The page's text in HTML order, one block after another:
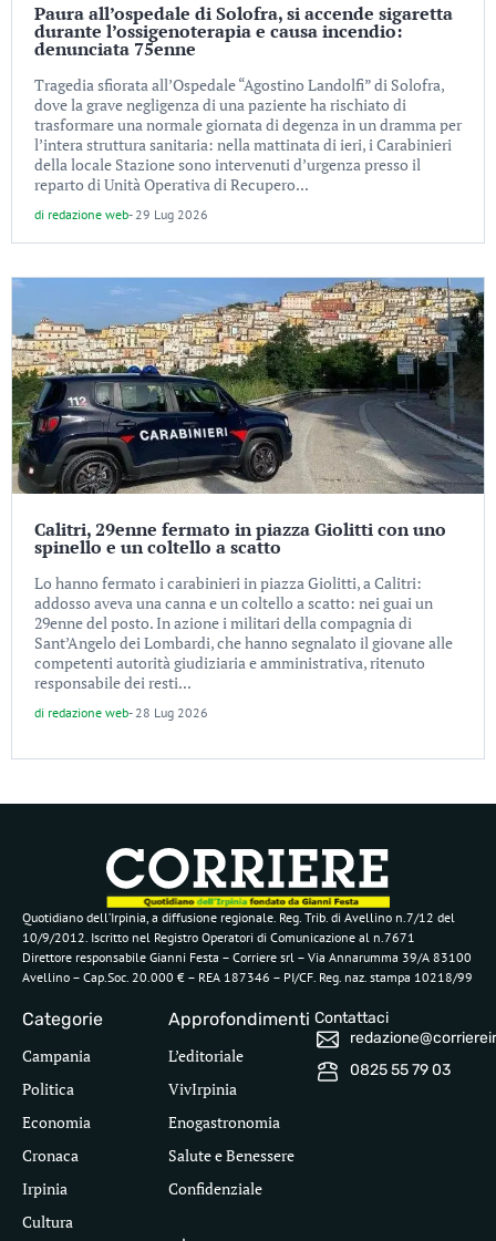
Paura all’ospedale di Solofra, si accende sigaretta
durante l’ossigenoterapia e causa incendio:
denunciata 75enne
Tragedia sfiorata all’Ospedale “Agostino Landolfi” di Solofra,
dove la grave negligenza di una paziente ha rischiato di
trasformare una normale giornata di degenza in un dramma per
l’intera struttura sanitaria: nella mattinata di ieri, i Carabinieri
della locale Stazione sono intervenuti d’urgenza presso il
reparto di Unità Operativa di Recupero...
di redazione web- 29 Lug 2026
Calitri, 29enne fermato in piazza Giolitti con uno
spinello e un coltello a scatto
Lo hanno fermato i carabinieri in piazza Giolitti, a Calitri:
addosso aveva una canna e un coltello a scatto: nei guai un
29enne del posto. In azione i militari della compagnia di
Sant’Angelo dei Lombardi, che hanno segnalato il giovane alle
competenti autorità giudiziaria e amministrativa, ritenuto
responsabile dei resti...
di redazione web- 28 Lug 2026
Quotidiano dell’Irpinia, a diffusione regionale. Reg. Trib. di Avellino n.7/12 del
10/9/2012. Iscritto nel Registro Operatori di Comunicazione al n.7671
Direttore responsabile Gianni Festa – Corriere srl – Via Annarumma 39/A 83100
Avellino – Cap.Soc. 20.000 € – REA 187346 – PI/CF. Reg. naz. stampa 10218/99
Categorie
Campania
Politica
Economia
Cronaca
Irpinia
Cultura
Approfondimenti
L’editoriale
VivIrpinia
Enogastronomia
Salute e Benessere
Confidenziale
Contattaci
0825 55 79 03